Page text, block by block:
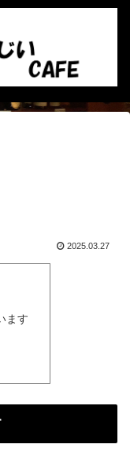
2025.03.27
ます